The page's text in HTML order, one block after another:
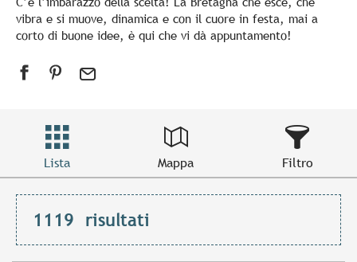
vibra e si muove, dinamica e con il cuore in festa, mai a
corto di buone idee, è qui che vi dà appuntamento!
Lista Mappa Filtro
1119 risultati